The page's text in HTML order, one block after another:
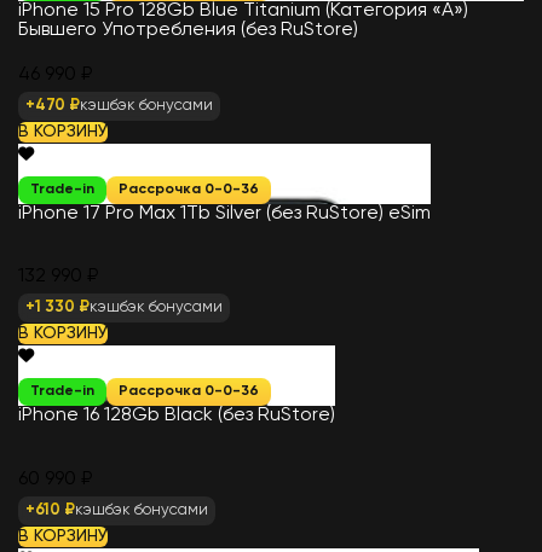
iPhone 15 Pro 128Gb Blue Titanium (Категория «А»)
Бывшего Употребления (без RuStore)
+470 ₽кэшбэк бонусами
В КОРЗИНУ
Trade-in Рассрочка 0-0-36
iPhone 17 Pro Max 1Tb Silver (без RuStore) eSim
+1 330 ₽кэшбэк бонусами
В КОРЗИНУ
Trade-in Рассрочка 0-0-36
iPhone 16 128Gb Black (без RuStore)
+610 ₽кэшбэк бонусами
В КОРЗИНУ